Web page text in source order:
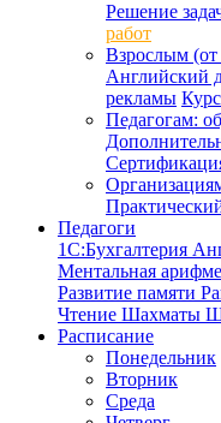
Решение
работ
Взрослым
Английский
рекламы
Педагогам:
Педагоги
1С:Бухгалтерия
Ментальная
Развитие памяти
Чтение Шахматы
Расписание
Понедельник
Вторник
Среда